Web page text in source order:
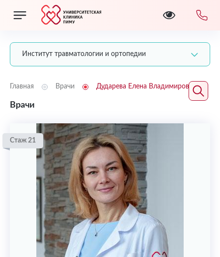
Институт травматологии и ортопедии
Главная Врачи Дударева Елена Владимировна
Врачи
Стаж 21